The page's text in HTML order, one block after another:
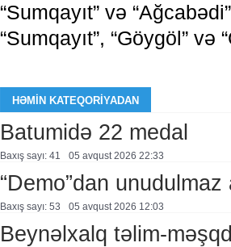
“Sumqayıt” və
“Sumqayıt”, “Göygöl”
HƏMIN KATEQORIYADAN
Batumidə 22 medal
Baxış sayı: 41 05 avqust 2026 22:33
“Demo”dan unudulmaz
Baxış sayı: 53 05 avqust 2026 12:03
Beynəlxalq təlim-